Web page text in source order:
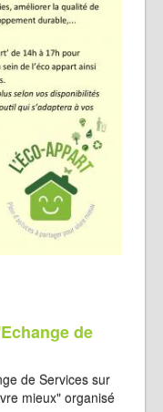
de
de Services sur
mieux" organisé